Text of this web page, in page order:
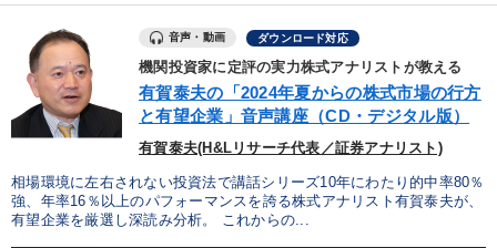
音声・動画 ダウンロード対応
機関投資家に定評の実力株式アナリストが教える
有賀泰夫の「2024年夏からの株式市場の行方
と有望企業」音声講座（CD・デジタル版）
有賀泰夫(H&Lリサーチ代表／証券アナリスト)
相場環境に左右されない投資法で講話シリーズ10年にわたり的中率80％
強、年率16％以上のパフォーマンスを誇る株式アナリスト有賀泰夫が、
有望企業を厳選し深読み分析。 これからの...